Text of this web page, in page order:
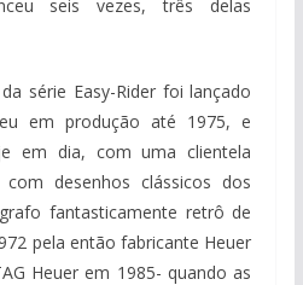
seis vezes, três delas
série Easy-Rider foi lançado
em produção até 1975, e
em dia, com uma clientela
desenhos clássicos dos
fantasticamente retrô de
pela então fabricante Heuer
Heuer em 1985- quando as